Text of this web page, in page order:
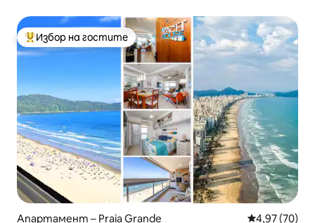
Най-популярен избор на гостите
Избор на гостите
Апартамент – Praia Grande Средна
4,97 (70)